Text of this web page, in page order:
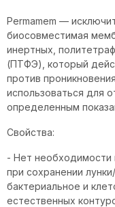
Permamem —
биосовместимая
инертных,
(ПТФЭ), который
против
использоваться для
определенным
Свойства:
- Нет необходимости
при сохранении
бактериальное и
естественных